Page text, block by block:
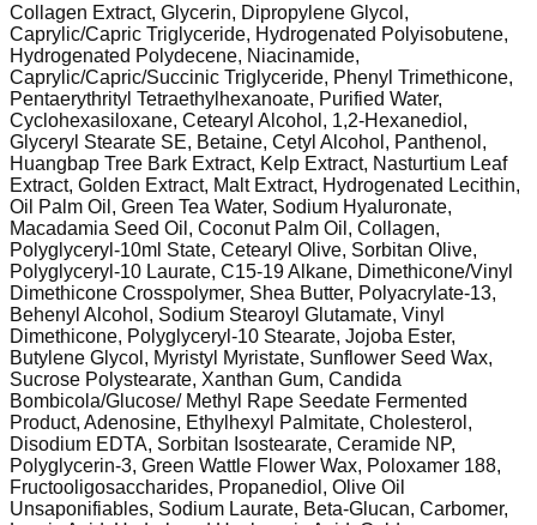
Collagen Extract, Glycerin, Dipropylene Glycol,
Caprylic/Capric Triglyceride, Hydrogenated Polyisobutene,
Hydrogenated Polydecene, Niacinamide,
Caprylic/Capric/Succinic Triglyceride, Phenyl Trimethicone,
Pentaerythrityl Tetraethylhexanoate, Purified Water,
Cyclohexasiloxane, Cetearyl Alcohol, 1,2-Hexanediol,
Glyceryl Stearate SE, Betaine, Cetyl Alcohol, Panthenol,
Huangbap Tree Bark Extract, Kelp Extract, Nasturtium Leaf
Extract, Golden Extract, Malt Extract, Hydrogenated Lecithin,
Oil Palm Oil, Green Tea Water, Sodium Hyaluronate,
Macadamia Seed Oil, Coconut Palm Oil, Collagen,
Polyglyceryl-10ml State, Cetearyl Olive, Sorbitan Olive,
Polyglyceryl-10 Laurate, C15-19 Alkane, Dimethicone/Vinyl
Dimethicone Crosspolymer, Shea Butter, Polyacrylate-13,
Behenyl Alcohol, Sodium Stearoyl Glutamate, Vinyl
Dimethicone, Polyglyceryl-10 Stearate, Jojoba Ester,
Butylene Glycol, Myristyl Myristate, Sunflower Seed Wax,
Sucrose Polystearate, Xanthan Gum, Candida
Bombicola/Glucose/ Methyl Rape Seedate Fermented
Product, Adenosine, Ethylhexyl Palmitate, Cholesterol,
Disodium EDTA, Sorbitan Isostearate, Ceramide NP,
Polyglycerin-3, Green Wattle Flower Wax, Poloxamer 188,
Fructooligosaccharides, Propanediol, Olive Oil
Unsaponifiables, Sodium Laurate, Beta-Glucan, Carbomer,